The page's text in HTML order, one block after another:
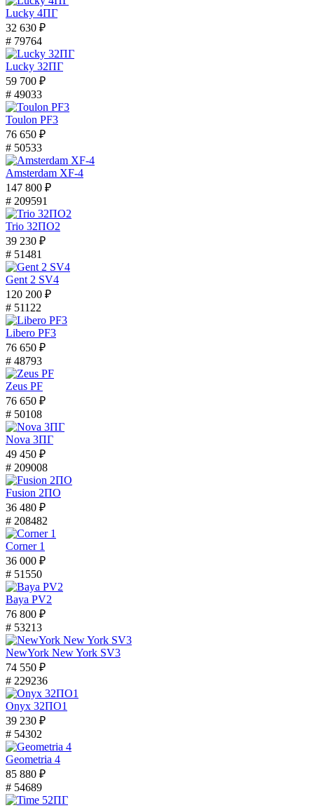
Lucky 4ПГ
32 630 ₽
# 79764
Lucky 32ПГ
59 700 ₽
# 49033
Toulon PF3
76 650 ₽
# 50533
Amsterdam XF-4
147 800 ₽
# 209591
Trio 32ПО2
39 230 ₽
# 51481
Gent 2 SV4
120 200 ₽
# 51122
Libero PF3
76 650 ₽
# 48793
Zeus PF
76 650 ₽
# 50108
Nova 3ПГ
49 450 ₽
# 209008
Fusion 2ПО
36 480 ₽
# 208482
Corner 1
36 000 ₽
# 51550
Baya PV2
76 800 ₽
# 53213
NewYork New York SV3
74 550 ₽
# 229236
Onyx 32ПО1
39 230 ₽
# 54302
Geometria 4
85 880 ₽
# 54689